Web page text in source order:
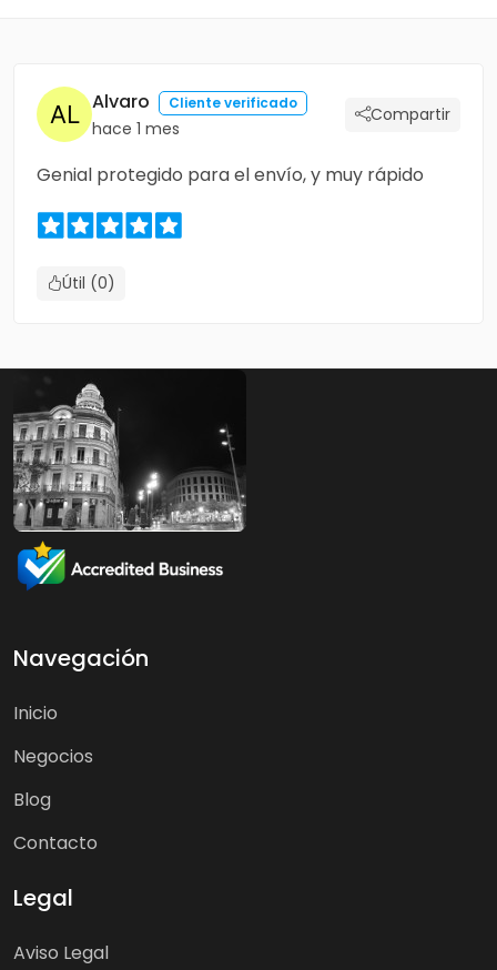
Alvaro Cliente verificado
hace 1 mes
Compartir
Genial protegido para el envío, y muy rápido
Útil (0)
Navegación
Inicio
Negocios
Blog
Contacto
Legal
Aviso Legal